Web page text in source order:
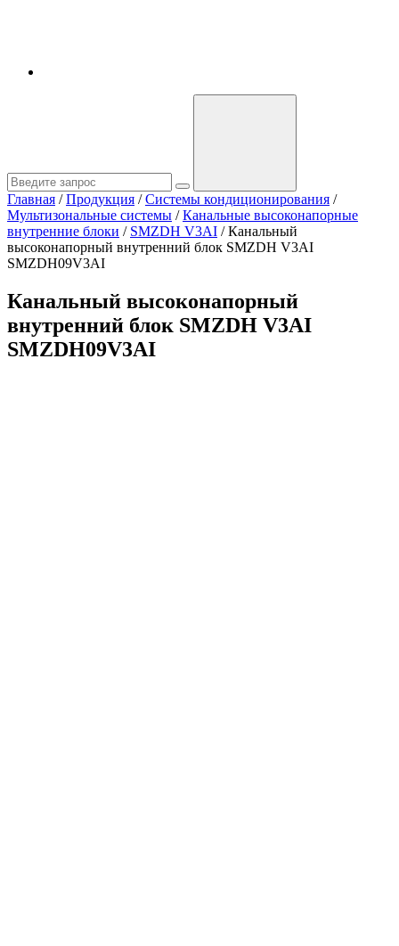
Главная / Продукция / Системы кондиционирования /
Мультизональные системы / Канальные высоконапорные
внутренние блоки / SMZDH V3AI /Канальный
высоконапорный внутренний блок SMZDH V3AI
SMZDH09V3AI
Канальный высоконапорный
внутренний блок SMZDH V3AI
SMZDH09V3AI